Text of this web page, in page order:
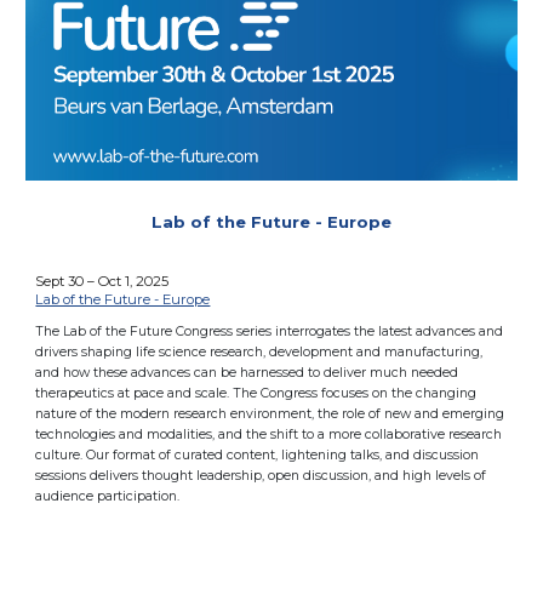
Lab of the Future - Europe
Sept 30 – Oct 1, 2025
Lab of the Future - Europe
The Lab of the Future Congress series interrogates the latest advances and
drivers shaping life science research, development and manufacturing,
and how these advances can be harnessed to deliver much needed
therapeutics at pace and scale. The Congress focuses on the changing
nature of the modern research environment, the role of new and emerging
technologies and modalities, and the shift to a more collaborative research
culture. Our format of curated content, lightening talks, and discussion
sessions delivers thought leadership, open discussion, and high levels of
audience participation.